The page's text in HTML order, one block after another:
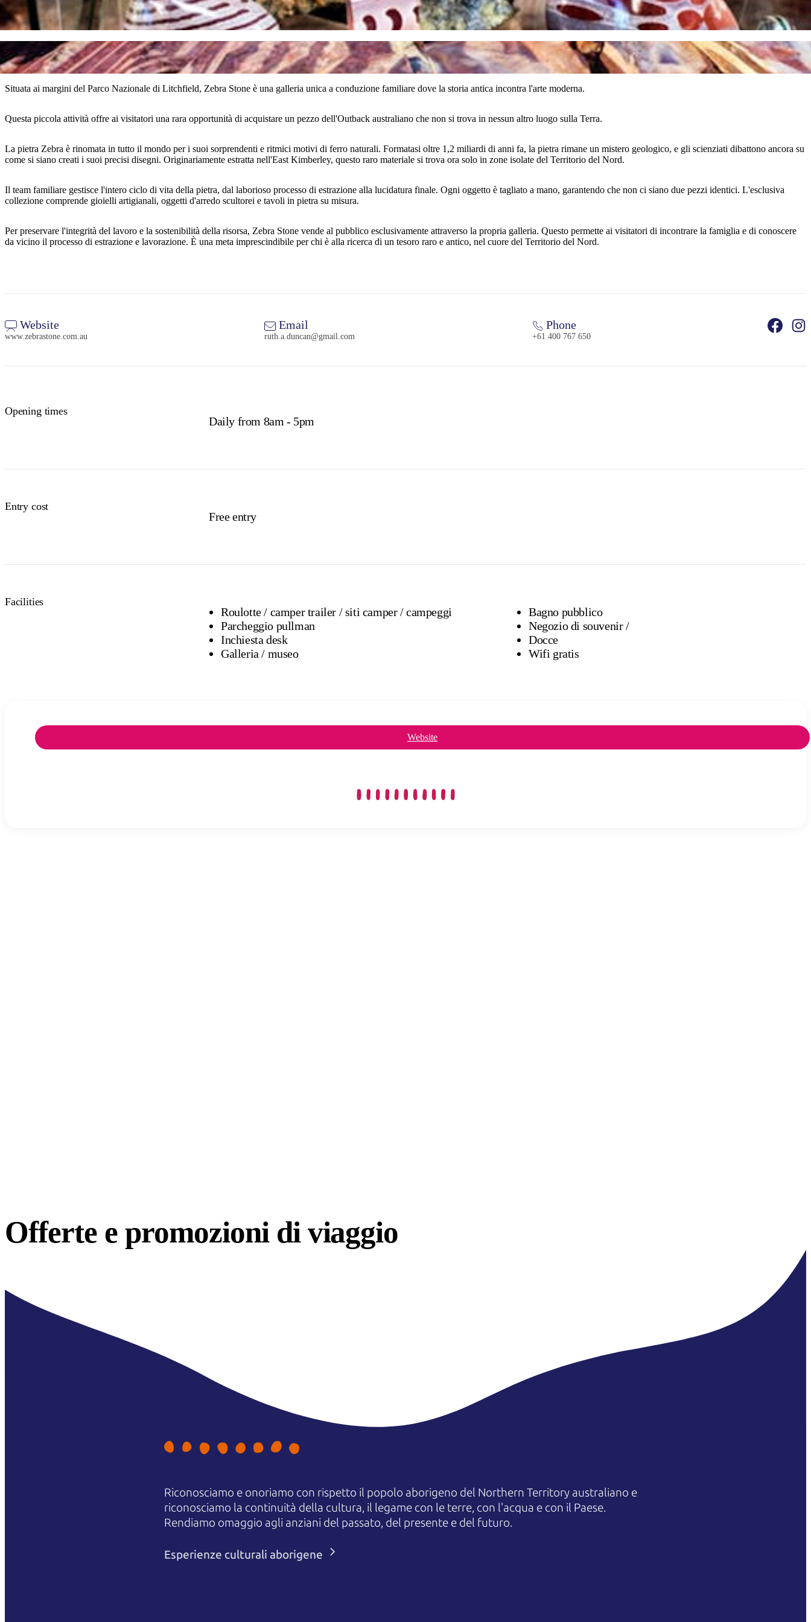
Situata ai margini del Parco Nazionale di Litchfield, Zebra Stone è una galleria unica a conduzione familiare dove la storia antica incontra l'arte moderna.
Questa piccola attività offre ai visitatori una rara opportunità di acquistare un pezzo dell'Outback australiano che non si trova in nessun altro luogo sulla Terra.
La pietra Zebra è rinomata in tutto il mondo per i suoi sorprendenti e ritmici motivi di ferro naturali. Formatasi oltre 1,2 miliardi di anni fa, la pietra rimane un mistero geologico, e gli scienziati dibattono ancora su
come si siano creati i suoi precisi disegni. Originariamente estratta nell'East Kimberley, questo raro materiale si trova ora solo in zone isolate del Territorio del Nord.
Il team familiare gestisce l'intero ciclo di vita della pietra, dal laborioso processo di estrazione alla lucidatura finale. Ogni oggetto è tagliato a mano, garantendo che non ci siano due pezzi identici. L'esclusiva
collezione comprende gioielli artigianali, oggetti d'arredo scultorei e tavoli in pietra su misura.
Per preservare l'integrità del lavoro e la sostenibilità della risorsa, Zebra Stone vende al pubblico esclusivamente attraverso la propria galleria. Questo permette ai visitatori di incontrare la famiglia e di conoscere
da vicino il processo di estrazione e lavorazione. È una meta imprescindibile per chi è alla ricerca di un tesoro raro e antico, nel cuore del Territorio del Nord.
Website
www.zebrastone.com.au
Email
ruth.a.duncan@gmail.com
Phone
+61 400 767 650
Opening times
Daily from 8am - 5pm
Entry cost
Free entry
Facilities
Roulotte / camper trailer / siti camper / campeggi
Parcheggio pullman
Inchiesta desk
Galleria / museo
Bagno pubblico
Negozio di souvenir /
Docce
Wifi gratis
Website
Offerte e promozioni di viaggio
Riconosciamo e onoriamo con rispetto il popolo aborigeno del Northern Territory australiano e
riconosciamo la continuità della cultura, il legame con le terre, con l'acqua e con il Paese.
Rendiamo omaggio agli anziani del passato, del presente e del futuro.
Esperienze culturali aborigene